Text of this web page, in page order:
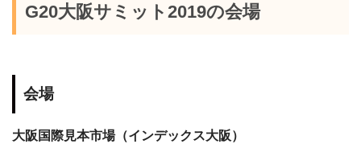
G20大阪サミット2019の会場
会場
大阪国際見本市場（インデックス大阪）